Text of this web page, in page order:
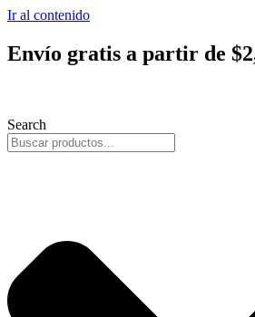
Ir al contenido
Envío gratis a partir de
Search